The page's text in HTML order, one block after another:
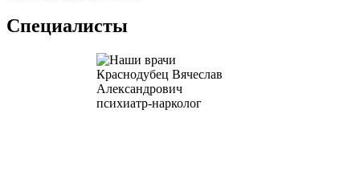
Специалисты
Краснодубец Вячеслав
Александрович
психиатр-нарколог